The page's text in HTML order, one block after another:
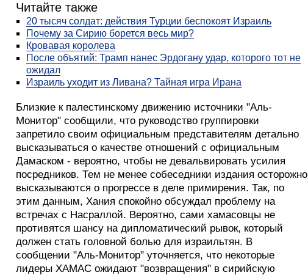
Читайте также
20 тысяч солдат: действия Турции беспокоят Израиль
Почему за Сирию борется весь мир?
Кровавая королева
После объятий: Трамп нанес Эрдогану удар, которого тот не
ожидал
Израиль уходит из Ливана? Тайная игра Ирана
Близкие к палестинскому движению источники "Аль-
Монитор" сообщили, что руководство группировки
запретило своим официальным представителям детально
высказываться о качестве отношений с официальным
Дамаском - вероятно, чтобы не девальвировать усилия
посредников. Тем не менее собеседники издания осторожно
высказываются о прогрессе в деле примирения. Так, по
этим данным, Хания спокойно обсуждал проблему на
встречах с Насраллой. Вероятно, сами хамасовцы не
противятся шансу на дипломатический рывок, который
должен стать головной болью для израильтян. В
сообщении "Аль-Монитор" уточняется, что некоторые
лидеры ХАМАС ожидают "возвращения" в сирийскую